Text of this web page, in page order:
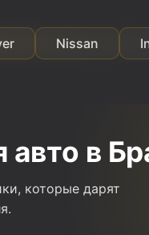
Nissan Infiniti
в
которые дарят